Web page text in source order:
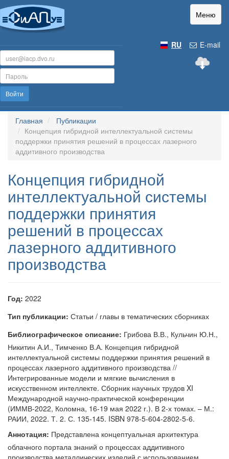
Меню
E-mail
RU
Войти
Главная
Публикации
Концепция гибридной интеллектуальной системы
поддержки принятия решений в процессах лазерного
аддитивного производства
Концепция гибридной
интеллектуальной системы
поддержки принятия
решений в процессах
лазерного аддитивного
производства
Год: 2022
Тип публикации: Статьи / главы в тематических сборниках
Библиографическое описание: Грибова В.В., Кульчин Ю.Н.,
Никитин А.И., Тимченко В.А. Концепция гибридной
интеллектуальной системы поддержки принятия решений в
процессах лазерного аддитивного производства //
Интегрированные модели и мягкие вычисления в
искусственном интеллекте. Сборник научных трудов XI
Международной научно-практической конференции
(ИММВ-2022, Коломна, 16-19 мая 2022 г.). В 2-х томах. – М.:
РАИИ, 2022. Т. 2. С. 135-145. ISBN 978-5-604-2802-5-6.
Аннотация: Представлена концептуальная архитектура
облачного портала знаний о процессах аддитивного
производства металлических изделий с использованием